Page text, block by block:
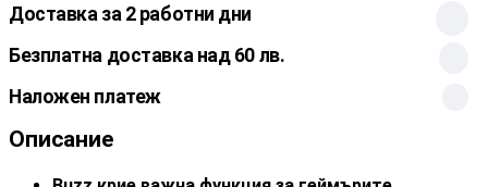
Доставка за 2 работни дни
Безплатна доставка над 60 лв.
Наложен платеж
Описание